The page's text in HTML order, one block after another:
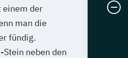
einem der
man die
fündig.
neben den